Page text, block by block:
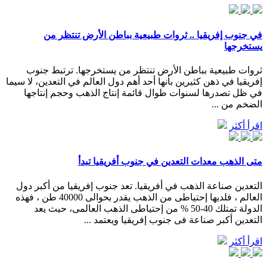
في جنوب إفريقيا .. ثروات طبيعية بباطن الأرض تنتظر من
يستخرجها
ثروات طبيعية بباطن الأرض تنتظر من يستخرجها. ترتبط جنوب
إفريقيا في ذهن كثيرين بأنها أحد أهم دول العالم في التعدين، لا سيما
في ظل تصدرها لسنوات طوال قائمة إنتاج الذهب وحجم إنتاجها
الضخم من ...
اقرأ أكثر
متى الذهب معدات التعدين في جنوب أفريقيا تبدأ
التعدين صناعة الذهب في أفريقيا. تعد جنوب إفريقيا من أكبر دول
العالم ، فلديها إحتياطى من الذهب يقدر بحوالى 40000 طن ، فهذه
الدولة تمتلك 40-50 % من إحتياطى الذهب العالمى، حيث يعد
التعدين أكبر صناعة فى جنوب إفريقيا ويعتمد ...
اقرأ أكثر